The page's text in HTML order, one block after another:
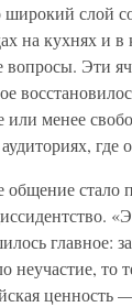
широкий слой
на кухнях и
Эти
или менее
стало
главное:
неучастие, то